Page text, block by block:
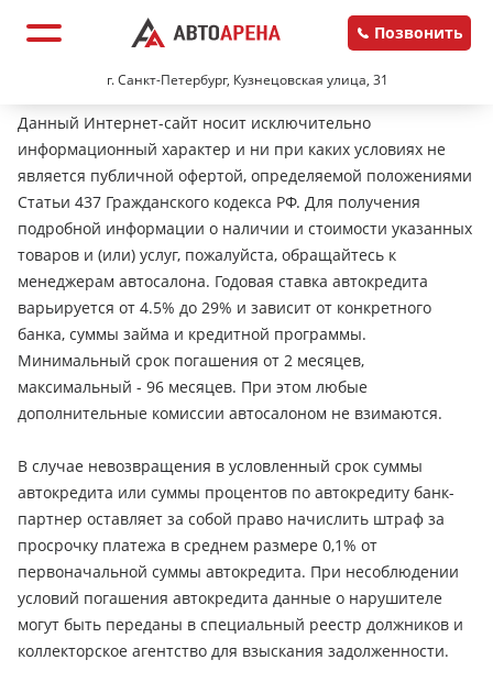
г. Санкт-Петербург, Кузнецовская улица, 31
Позвонить
Данный Интернет-сайт носит исключительно
информационный характер и ни при каких условиях не
является публичной офертой, определяемой положениями
Статьи 437 Гражданского кодекса РФ. Для получения
подробной информации о наличии и стоимости указанных
товаров и (или) услуг, пожалуйста, обращайтесь к
менеджерам автосалона. Годовая ставка автокредита
варьируется от 4.5% до 29% и зависит от конкретного
банка, суммы займа и кредитной программы.
Минимальный срок погашения от 2 месяцев,
максимальный - 96 месяцев. При этом любые
дополнительные комиссии автосалоном не взимаются.
В случае невозвращения в условленный срок суммы
автокредита или суммы процентов по автокредиту банк-
партнер оставляет за собой право начислить штраф за
просрочку платежа в среднем размере 0,1% от
первоначальной суммы автокредита. При несоблюдении
условий погашения автокредита данные о нарушителе
могут быть переданы в специальный реестр должников и
коллекторское агентство для взыскания задолженности.